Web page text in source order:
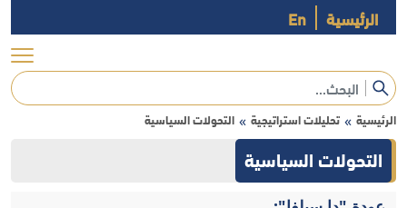
الرئيسية En
الرئيسية » تحليلات استراتيجية » التحولات السياسية
التحولات السياسية